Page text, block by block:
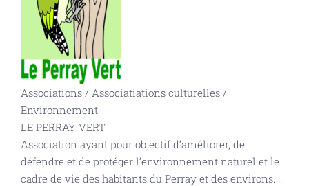
Associations / Associatiations culturelles /
Environnement
LE PERRAY VERT
Association ayant pour objectif d’améliorer, de
défendre et de protéger l’environnement naturel et le
cadre de vie des habitants du Perray et des environs. ...